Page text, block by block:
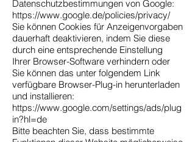
Datenschutzbestimmungen von Google:
https://www.google.de/policies/privacy/
Sie können Cookies für Anzeigenvorgaben
dauerhaft deaktivieren, indem Sie diese
durch eine entsprechende Einstellung
Ihrer Browser-Software verhindern oder
Sie können das unter folgendem Link
verfügbare Browser-Plug-in herunterladen
und installieren:
https://www.google.com/settings/ads/plug
in?hl=de
Bitte beachten Sie, dass bestimmte